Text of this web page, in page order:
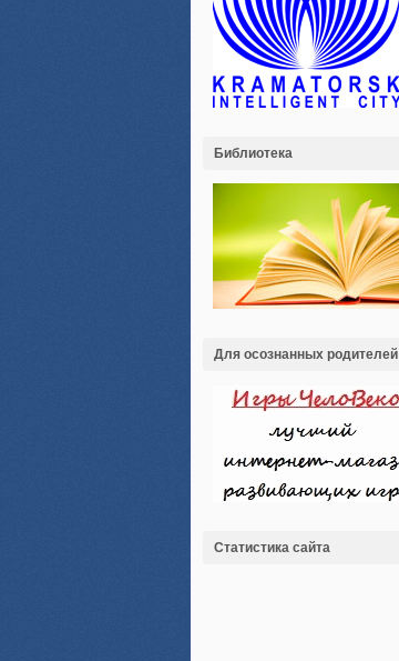
Библиотека
Для осознанных родителей
Статистика сайта